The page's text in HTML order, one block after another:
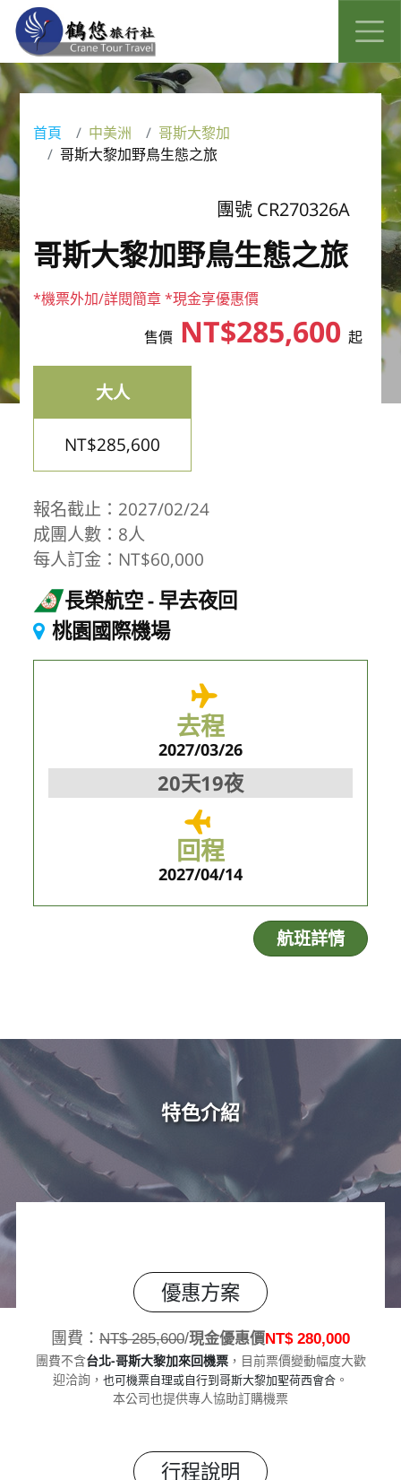
首頁 中美洲
哥斯大黎加
哥斯大黎加野鳥生態之旅
團號 CR270326A
哥斯大黎加野鳥生態之旅
*機票外加/詳閱簡章 *現金享優惠價
售價NT$285,600 起
大人
NT$285,600
報名截止：2027/02/24
成團人數：8人
每人訂金：NT$60,000
長榮航空 早去夜回
桃園國際機場
去程
2027/03/26
20天19夜
回程
2027/04/14
航班詳情
特色介紹
優惠方案
團費： NT$ 285,600/現金優惠價NT$ 280,000
團費不含台北-哥斯大黎加來回機票，目前票價變動幅度大歡
迎洽詢， 也可機票自理或自行到哥斯大黎加聖荷西會合 。
本公司也提供專人協助訂購機票
行程說明